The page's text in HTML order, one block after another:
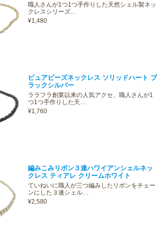
職人さんが1つ1つ手作りした天然シェル製ネッ
クレスシリーズ…
¥1,480
ピュアビーズネックレス ソリッドハート ブ
ラックシルバー
ララフラ創業以来の人気アクセ、職人さんが1
つ1つ手作りした天…
¥1,760
編みこみリボン３連ハワイアンシェルネッ
クレス ティアレ クリームホワイト
ていねいに職人が三つ編みしたリボンをチェー
ンにした３連シェル…
¥2,580